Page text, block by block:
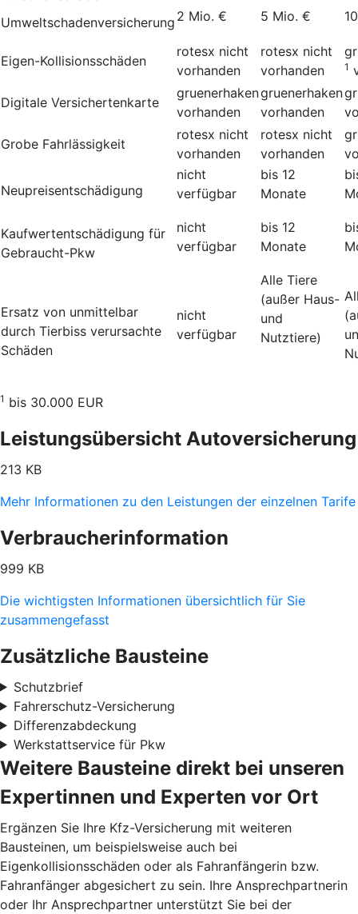
Umweltschadenversicherung 2 Mio. € 5 Mio. €
Eigen-Kollisionsschäden
rotesx nicht
vorhanden
rotesx nicht
vorhanden
1
Digitale Versichertenkarte
gruenerhaken
vorhanden
gruenerhaken
vorhanden
Grobe Fahrlässigkeit
rotesx nicht
vorhanden
rotesx nicht
vorhanden
Neupreisentschädigung
nicht
verfügbar
bis 12
Monate
Kauf­wert­entschädi­gung für
Gebraucht-Pkw
nicht
verfügbar
bis 12
Monate
Ersatz von unmittelbar
durch Tierbiss verur­sachte
Schäden
nicht
verfügbar
Alle Tiere
(außer Haus-
und
Nutztiere)
1 bis 30.000 EUR
Leistungsübersicht Autoversicherung
213 KB
Mehr Informationen zu den Leistungen der einzelnen Tarife
Verbraucherinformation
999 KB
Die wichtigsten Informationen übersichtlich für Sie
zusammengefasst
Zusätzliche Bausteine
Schutzbrief
Fahrerschutz-Versicherung
Differenzabdeckung
Werkstattservice für Pkw
Weitere Bausteine direkt bei unseren
Expertinnen und Experten vor Ort
Ergänzen Sie Ihre Kfz-Versicherung mit weiteren
Bausteinen, um beispielsweise auch bei
Eigenkollisionsschäden oder als Fahranfängerin bzw.
Fahranfänger abgesichert zu sein. Ihre Ansprechpartnerin
oder Ihr Ansprechpartner unterstützt Sie bei der